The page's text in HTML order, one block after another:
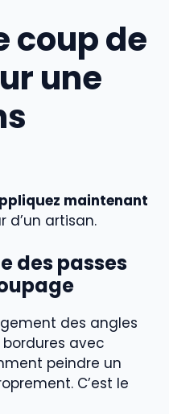
coup de
une
maintenant
d’un artisan.
des passes
des angles
avec
peindre un
C’est le